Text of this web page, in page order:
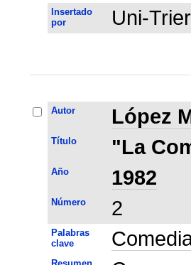
Insertado
por
Uni-
Autor López
Título "La
Año 1982
Número 2
Palabras
clave